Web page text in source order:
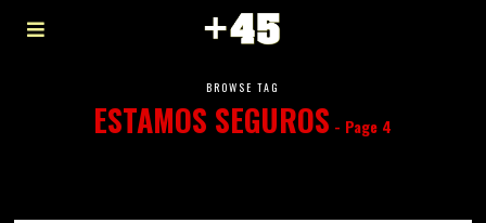
BROWSE TAG
ESTAMOS SEGUROS - Page 4